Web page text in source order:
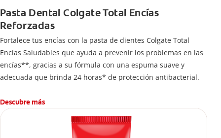
Pasta Dental Colgate Total Encías
Reforzadas
Fortalece tus encías con la pasta de dientes Colgate Total
Encías Saludables que ayuda a prevenir los problemas en las
encías**, gracias a su fórmula con una espuma suave y
adecuada que brinda 24 horas* de protección antibacterial.
Descubre más